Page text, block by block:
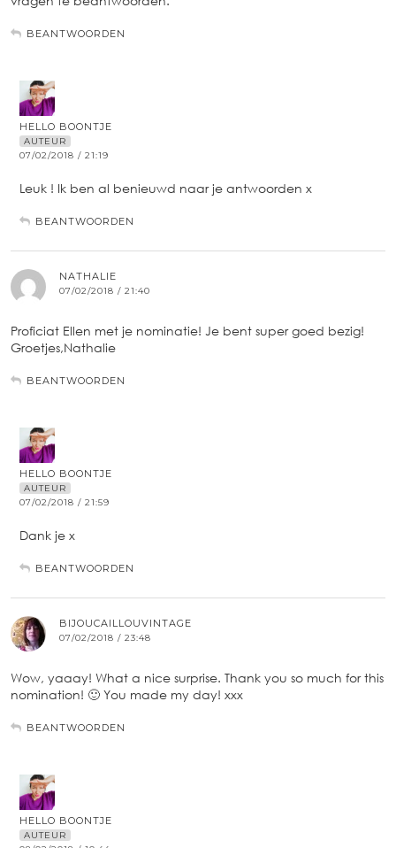
BEANTWOORDEN
HELLO BOONTJE
AUTEUR
07/02/2018 / 21:19
Leuk ! Ik ben al benieuwd naar je antwoorden x
BEANTWOORDEN
NATHALIE
07/02/2018 / 21:40
Proficiat Ellen met je nominatie! Je bent super goed bezig!
Groetjes,Nathalie
BEANTWOORDEN
HELLO BOONTJE
AUTEUR
07/02/2018 / 21:59
Dank je x
BEANTWOORDEN
BIJOUCAILLOUVINTAGE
07/02/2018 / 23:48
Wow, yaaay! What a nice surprise. Thank you so much for this
nomination! 🙂 You made my day! xxx
BEANTWOORDEN
HELLO BOONTJE
AUTEUR